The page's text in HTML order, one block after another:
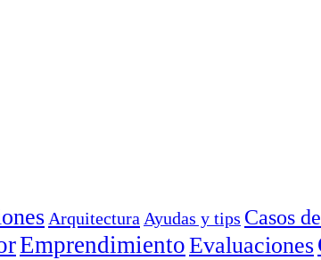
Arquitectura Ayudas y tips Casos
EmprendimientoEvaluaciones